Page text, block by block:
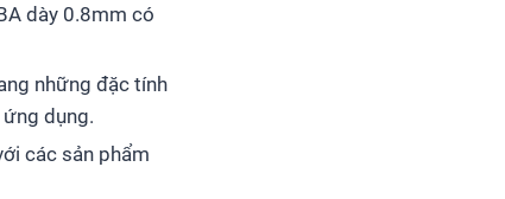
dày 0.8mm có
những đặc tính
dụng.
các sản phẩm